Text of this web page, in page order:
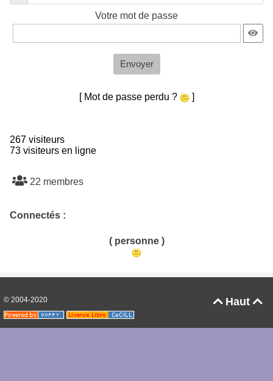
Votre mot de passe
Envoyer
[ Mot de passe perdu ? ]
267 visiteurs
73 visiteurs en ligne
22 membres
Connectés :
( personne )
Haut 
© 2004-2020